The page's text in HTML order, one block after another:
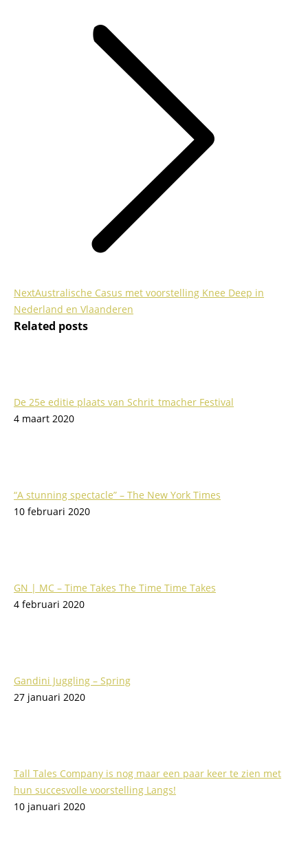
NextNext
post:
Australische Casus met voorstelling Knee Deep in
Nederland en Vlaanderen
Related posts
De 25e editie plaats van Schrit_tmacher Festival
4 maart 2020
“A stunning spectacle” – The New York Times
10 februari 2020
GN | MC – Time Takes The Time Time Takes
4 februari 2020
Gandini Juggling – Spring
27 januari 2020
Tall Tales Company is nog maar een paar keer te zien met
hun succesvolle voorstelling Langs!
10 januari 2020